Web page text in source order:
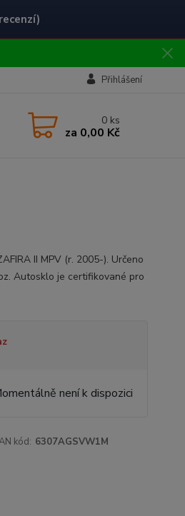
Přihlášení
0 ks
za 0,00 Kč
II MPV (r. 2005-). Určeno
Autosklo je certifikované pro
není k dispozici
kód: 6307AGSVW1M